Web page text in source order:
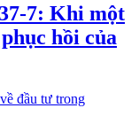
7: Khi một
hồi của